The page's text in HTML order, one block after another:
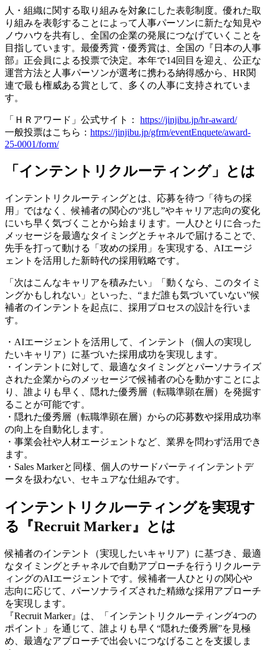
人・組織に関する取り組みを対象にした表彰制度。優れた取
り組みを表彰することによって人事パーソンに新たな知見や
ノウハウを共有し、全国の企業の発展につなげていくことを
目指しています。最優秀賞・優秀賞は、全国の『日本の人事
部』正会員による投票で決定。本年で14回目を迎え、公正な
運営方法と人事パーソンが選考に携わる納得感から、HR関
連で最も権威ある賞として、多くの人事に支持されていま
す。
「ＨＲアワード」公式サイト： https://jinjibu.jp/hr-award/
一般投票はこちら： https://jinjibu.jp/gfrm/eventEnquete/award-
25-0001/form/
「インテントリクルーティング」とは
インテントリクルーティングとは、応募を待つ「待ちの採
用」ではなく、候補者の関心の“兆し”やキャリア志向の変化
にいち早く気づくことから始まります。一人ひとりに合った
メッセージを最適なタイミングとチャネルで届けることで、
先手を打って動ける「攻めの採用」を実現する、AIエージ
ェントを活用した新時代の採用戦略です。
「次はこんなキャリアを積みたい」「動くなら、このタイミ
ングかもしれない」といった、“まだ誰も気づいていない”候
補者のインテントを起点に、採用プロセスの設計を行いま
す。
・AIエージェントを活用して、インテント（個人の実現し
たいキャリア）に基づいた採用成功を実現します。
・インテントに対して、最適なタイミングとパーソナライズ
された企業からのメッセージで候補者の心を動かすことによ
り、誰よりも早く、隠れた優秀層（転職準顕在層）を発掘す
ることが可能です。
・隠れた優秀層（転職準顕在層）からの応募数や採用成功率
の向上を自動化します。
・事業会社や人材エージェントなど、業界を問わず活用でき
ます。
・Sales Markerと同様、個人のサードパーティインテントデ
ータを扱わない、セキュアな仕組みです。
インテントリクルーティングを実現す
る『Recruit Marker』とは
候補者のインテント（実現したいキャリア）に基づき、最適
なタイミングとチャネルで自動アプローチを行うリクルーテ
ィングのAIエージェントです。候補者一人ひとりの関心や
志向に応じて、パーソナライズされた精緻な採用アプローチ
を実現します。
『Recruit Marker』は、「インテントリクルーティング4つの
ポイント」を通じて、誰よりも早く“隠れた優秀層”を見極
め、最適なアプローチで出会いにつなげることを支援しま